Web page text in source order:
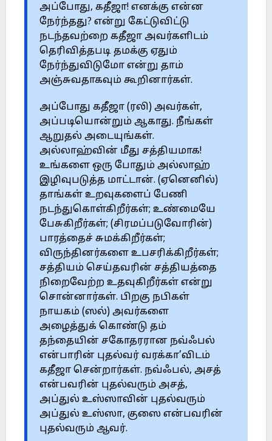
அப்போது, கதீஜா! எனக்கு என்ன
நேர்ந்தது? என்று கேட்டுவிட்டு
நடந்தவற்றை கதீஜா அவர்களிடம்
தெரிவித்தபடி தமக்கு ஏதும்
நேர்ந்துவிடுமோ என்று தாம்
அஞ்சுவதாகவும் கூறினார்கள்.
அப்போது கதீஜா (ரலி) அவர்கள்,
அப்படியொன்றும் ஆகாது. நீங்கள்
ஆறுதல் அடையுங்கள்.
அல்லாஹ்வின் மீது சத்தியமாக!
உங்களை ஒரு போதும் அல்லாஹ்
இழிவுபடுத்த மாட்டான். (ஏனெனில்)
தாங்கள் உறவுகளைப் பேணி
நடந்துகொள்கிறீர்கள்; உண்மையே
பேசுகிறீர்கள்; (சிரமப்படுவோரின்)
பாரத்தைச் சுமக்கிறீர்கள்;
விருந்தினர்களை உபசரிக்கிறீர்கள்;
சத்தியம் செய்தவரின் சத்தியத்தை
நிறைவேற்ற உதவுகிறீர்கள் என்று
சொன்னார்கள். பிறகு நபிகள்
நாயகம் (ஸல்) அவர்களை
அழைத்துக் கொண்டு தம்
தந்தையின் சகோதரரான நவ்ஃபல்
என்பாரின் புதல்வர் வரக்கா’விடம்
கதீஜா சென்றார்கள். நவ்ஃபல், அசத்
என்பவரின் புதல்வரும் அசத்,
அப்துல் உஸ்ஸாவின் புதல்வரும்
அப்துல் உஸ்ஸா, குஸை என்பவரின்
புதல்வரும் ஆவர்.